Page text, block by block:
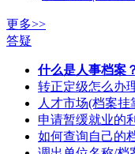
更多>>
答疑
什么是人事档案
转正定级怎么办
人才市场(档案挂
申请暂缓就业的
如何查询自己的